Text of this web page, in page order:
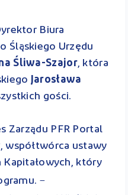
Biura
Śląskiego Urzędu
Śliwa-Szajor, która
Jarosława
gości.
Zarządu PFR Portal
, współtwórca ustawy
Kapitałowych, który
–